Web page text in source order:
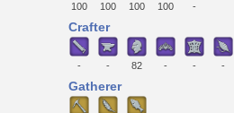
100 100 100 100 -
Crafter
- - 82 - - -
Gatherer